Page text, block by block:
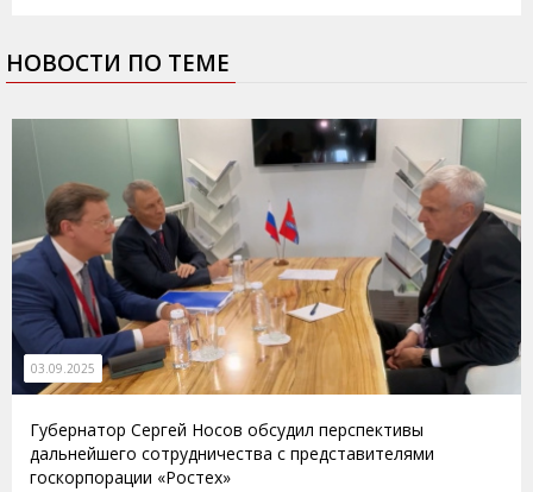
НОВОСТИ ПО ТЕМЕ
03.09.2025
Губернатор Сергей Носов обсудил перспективы
дальнейшего сотрудничества с представителями
госкорпорации «Ростех»